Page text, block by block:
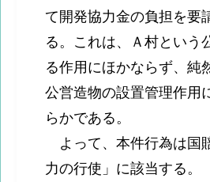
て開発協力金の負担を要
る。これは、Ａ村という
る作用にほかならず、純
公営造物の設置管理作用
らかである。
よって、本件行為は国
力の行使」に該当する。